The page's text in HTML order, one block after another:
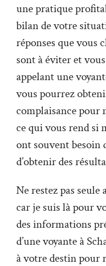
une pratique
bilan de votre
réponses que vous
sont à éviter et
appelant une
vous pourrez
complaisance pour
ce qui vous rend si
ont souvent besoin
d’obtenir des
Ne restez pas seule
car je suis là pour
des informations
d’une voyante à
à votre destin pour